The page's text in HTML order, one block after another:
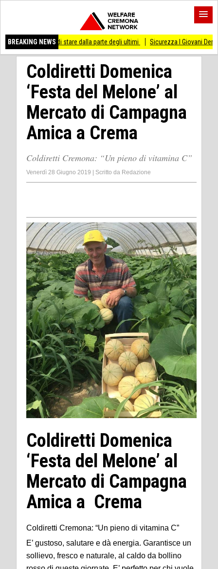
BREAKING NEWS
di stare dalla parte degli ultimi Sicurezza I Giovani Democratici
Coldiretti Domenica
‘Festa del Melone’ al
Mercato di Campagna
Amica a Crema
Coldiretti Cremona: “Un pieno di vitamina C”
Venerdì 28 Giugno 2019 Scritto da Redazione
Coldiretti Domenica
‘Festa del Melone’ al
Mercato di Campagna
Amica a Crema
Coldiretti Cremona: “Un pieno di vitamina C”
E’ gustoso, salutare e dà energia. Garantisce un
sollievo, fresco e naturale, al caldo da bollino